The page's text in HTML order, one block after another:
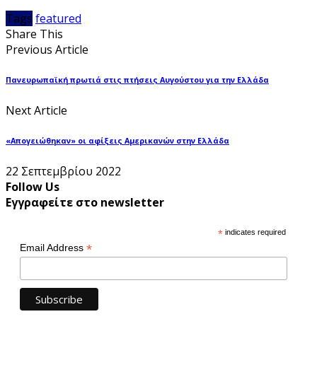
Tags featured
Share This
Previous Article
Πανευρωπαϊκή πρωτιά στις πτήσεις Αυγούστου για την Ελλάδα
Next Article
«Απογειώθηκαν» οι αφίξεις Αμερικανών στην Ελλάδα
22 Σεπτεμβρίου 2022
Follow Us
Εγγραφείτε στο newsletter
* indicates required
Email Address *